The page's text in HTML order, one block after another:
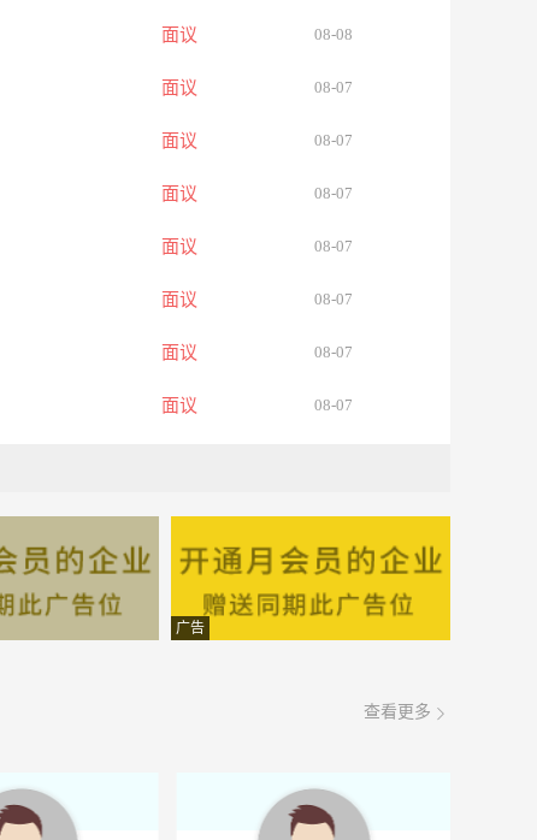
面议 08-08
面议 08-07
面议 08-07
面议 08-07
面议 08-07
面议 08-07
面议 08-07
面议 08-07
面议 08-07
面议 08-07
08-07
广告
查看更多